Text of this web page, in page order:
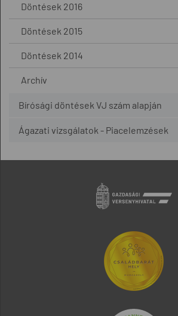
Döntések 2016
Döntések 2015
Döntések 2014
Archív
Bírósági döntések VJ szám alapján
Ágazati vizsgálatok - Piacelemzések